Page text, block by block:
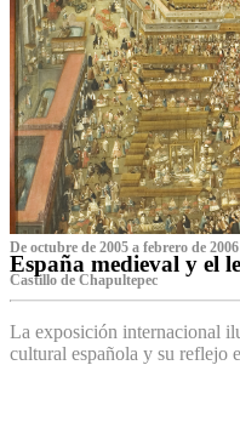
De octubre de 2005 a febrero de 2006
España medieval y el
Castillo de Chapultepec
La exposición internacional
cultural española y su reflejo